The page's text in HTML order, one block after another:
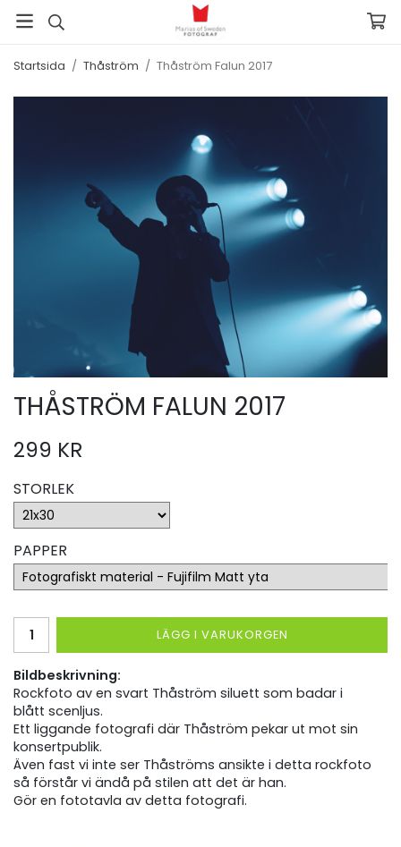
Startsida / Thåström / Thåström Falun 2017
THÅSTRÖM FALUN 2017
299 KR
STORLEK
PAPPER
LÄGG I VARUKORGEN
Bildbeskrivning:
Rockfoto av en svart Thåström siluett som badar i
blått scenljus.
Ett liggande fotografi där Thåström pekar ut mot sin
konsertpublik.
Även fast vi inte ser Thåströms ansikte i detta rockfoto
så förstår vi ändå på stilen att det är han.
Gör en fototavla av detta fotografi.